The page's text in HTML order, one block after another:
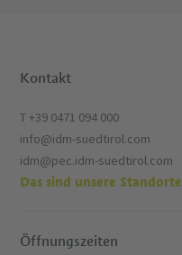
Kontakt
T +39 0471 094 000
info@idm-suedtirol.com
idm@pec.idm-suedtirol.com
Das sind unsere Standorte
Öffnungszeiten